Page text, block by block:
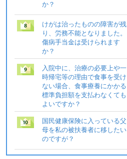
か？
けがは治ったものの障害が残
り、労務不能となりました。
傷病手当金は受けられます
か？
入院中に、治療の必要上や一
時帰宅等の理由で食事を受け
ない場合、食事療養にかかる
標準負担額を支払わなくても
よいですか？
国民健康保険に入っている父
母を私の被扶養者に移したい
のですが？